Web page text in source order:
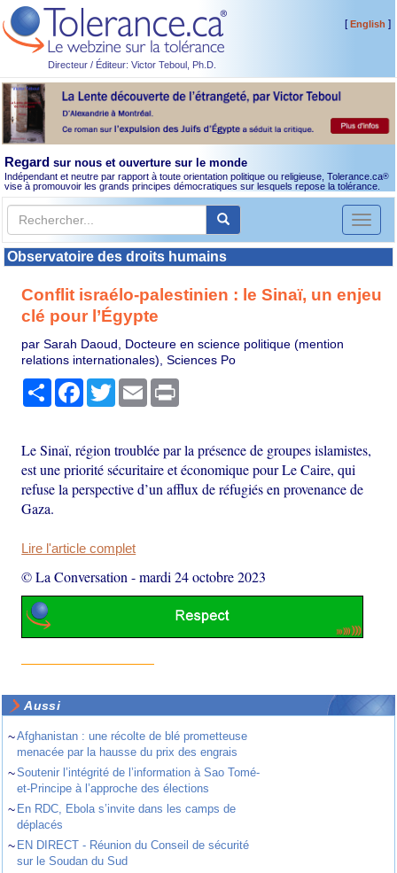
Directeur / Éditeur: Victor Teboul, Ph.D.
[English ]
Regard sur nous et ouverture sur le monde
Indépendant et neutre par rapport à toute orientation politique ou religieuse, Tolerance.ca®
vise à promouvoir les grands principes démocratiques sur lesquels repose la tolérance.
Toggle
Observatoire des droits humains
Conflit israélo-palestinien : le Sinaï, un enjeu
clé pour l’Égypte
par Sarah Daoud, Docteure en science politique (mention
relations internationales), Sciences Po
PartagerFacebook
TwitterEmail
Le Sinaï, région troublée par la présence de groupes islamistes,
est une priorité sécuritaire et économique pour Le Caire, qui
refuse la perspective d’un afflux de réfugiés en provenance de
Gaza.
Lire l'article complet
© La Conversation -mardi 24 octobre 2023
Aussi
~Afghanistan : une récolte de blé prometteuse
menacée par la hausse du prix des engrais
~Soutenir l’intégrité de l’information à Sao Tomé-
et-Principe à l’approche des élections
~ En RDC, Ebola s’invite dans les camps de
déplacés
~ EN DIRECT - Réunion du Conseil de sécurité
sur le Soudan du Sud